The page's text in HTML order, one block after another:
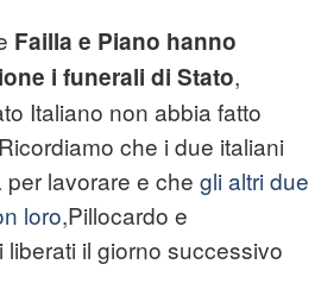
Failla e Piano hanno
i funerali di Stato,
Italiano non abbia fatto
che i due italiani
lavorare e che gli altri due
loro,Pillocardo e
il giorno successivo